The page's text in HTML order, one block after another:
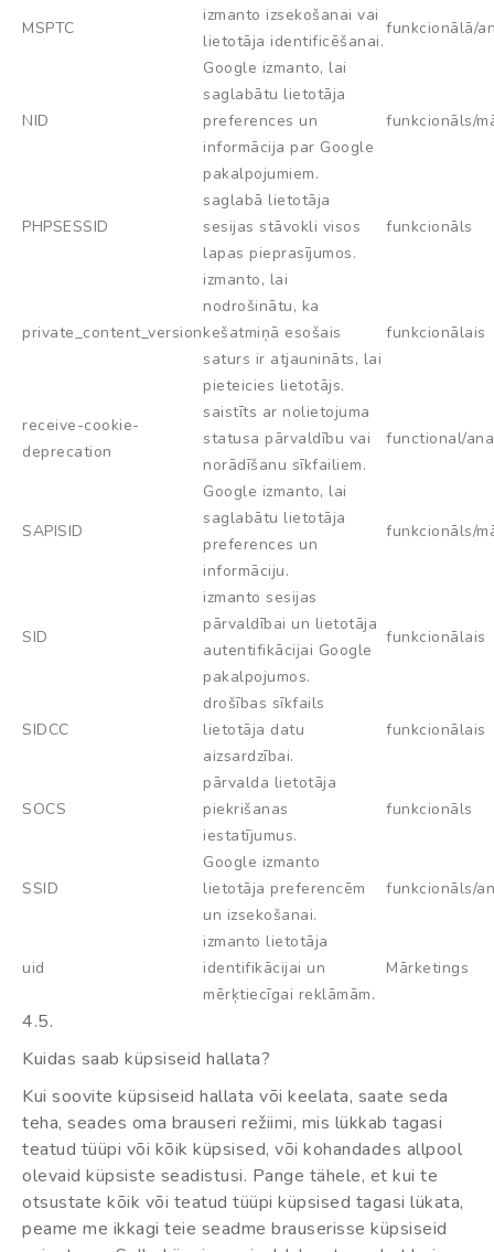
MSPTC
izmanto izsekošanai vai
lietotāja identificēšanai.
funkcionālā/
NID
Google izmanto, lai
saglabātu lietotāja
preferences un
informācija par Google
pakalpojumiem.
funkcionāls/
PHPSESSID
saglabā lietotāja
sesijas stāvokli visos
lapas pieprasījumos.
funkcionāls
private_content_version
izmanto, lai
nodrošinātu, ka
kešatmiņā esošais
saturs ir atjaunināts, lai
pieteicies lietotājs.
funkcionālais
receive-cookie-
deprecation
saistīts ar nolietojuma
statusa pārvaldību vai
norādīšanu sīkfailiem.
functional/
SAPISID
Google izmanto, lai
saglabātu lietotāja
preferences un
informāciju.
funkcionāls/
SID
izmanto sesijas
pārvaldībai un lietotāja
autentifikācijai Google
pakalpojumos.
funkcionālais
SIDCC
drošības sīkfails
lietotāja datu
aizsardzībai.
funkcionālais
SOCS
pārvalda lietotāja
piekrišanas
iestatījumus.
funkcionāls
SSID
Google izmanto
lietotāja preferencēm
un izsekošanai.
funkcionāls/
uid
izmanto lietotāja
identifikācijai un
mērķtiecīgai reklāmām.
Mārketings
4.5.
Kuidas saab küpsiseid hallata?
Kui soovite küpsiseid hallata või keelata, saate seda
teha, seades oma brauseri režiimi, mis lükkab tagasi
teatud tüüpi või kõik küpsised, või kohandades allpool
olevaid küpsiste seadistusi. Pange tähele, et kui te
otsustate kõik või teatud tüüpi küpsised tagasi lükata,
peame me ikkagi teie seadme brauserisse küpsiseid